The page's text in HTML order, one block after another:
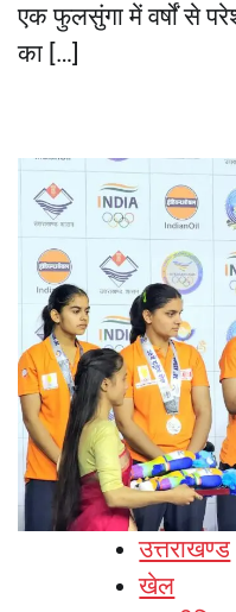
एक फुलसुंगा में वर्षों से
का […]
उत्तराखण्ड
खेल